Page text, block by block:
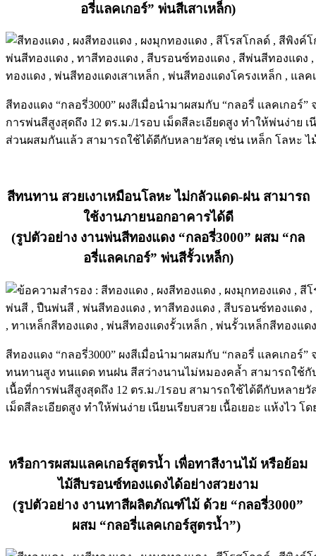
อรี่แลคเกอร์” พ่นสีเสาเหล็ก)
สีทองแดง “กลอรี่3000” ผงสีเมื่อนำมาผสมกับ “กลอรี่ แลคเกอ
การพ่นสีสูงสุดถึง 12 ตร.ม./1รอบ เม็ดสีละเอียดสูง ทำให้พ่นง่าย
ส่วนผสมกันแล้ว สามารถใช้ได้ดีกับหลายวัสดุ เช่น เหล็ก โลหะ
สีทนทาน สวยเงาเหมือนโลหะ ไม่กลัวแดด-ฝน สามารถ
ใช้งานภายนอกอาคารได้ดี
(รูปตัวอย่าง งานพ่นสีทองแดง “กลอรี่3000” ผสม “กล
อรี่แลคเกอร์” พ่นสีรั้วเหล็ก)
สีทองแดง “กลอรี่3000” ผงสีเมื่อนำมาผสมกับ “กลอรี่ แลคเกอ
ทนทานสูง ทนแดด ทนฝน สีสว่างนานไม่หมองคล้ำ สามารถใช้กั
เนื้อที่การพ่นสีสูงสุดถึง 12 ตร.ม./1รอบ สามารถใช้ได้ดีกับหลาย
เม็ดสีละเอียดสูง ทำให้พ่นง่าย เนียนเรียบสวย เนื้อเยอะ แห้งไว
หรือการผสมแลคเกอร์สูตรน้ำ เพื่อทาสีงานไม้ หรือย้อม
ไม้สีบรอนซ์ทองแดงได้อย่างสวยงาม
(รูปตัวอย่าง งานทาสีผลิตภัณฑ์ไม้ ด้วย “กลอรี่3000”
ผสม “กลอรี่แลคเกอร์สูตรน้ำ”)